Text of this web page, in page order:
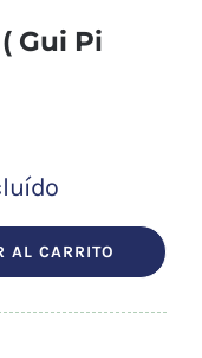
Gui Pi
AL CARRITO